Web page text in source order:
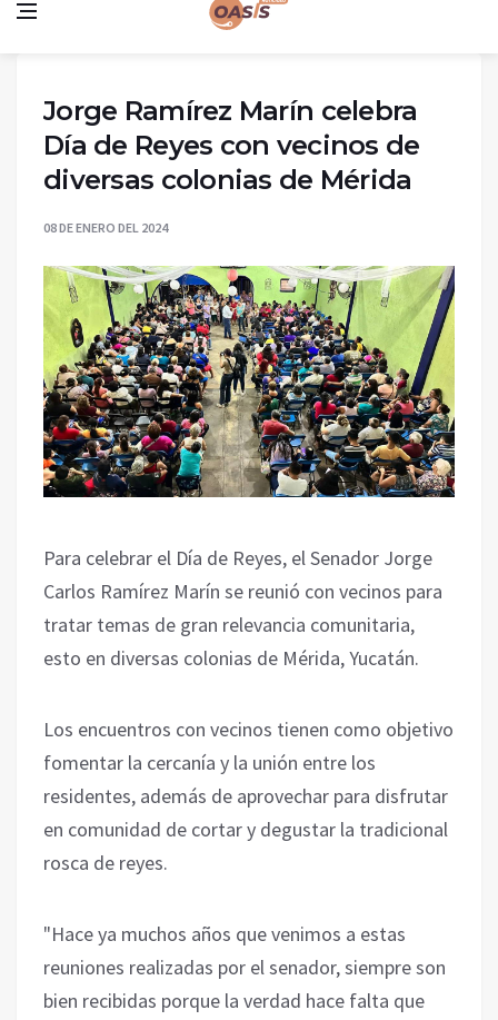
Jorge Ramírez Marín celebra
Día de Reyes con vecinos de
diversas colonias de Mérida
08 DE ENERO DEL 2024
Para celebrar el Día de Reyes, el Senador Jorge
Carlos Ramírez Marín se reunió con vecinos para
tratar temas de gran relevancia comunitaria,
esto en diversas colonias de Mérida, Yucatán.
Los encuentros con vecinos tienen como objetivo
fomentar la cercanía y la unión entre los
residentes, además de aprovechar para disfrutar
en comunidad de cortar y degustar la tradicional
rosca de reyes.
"Hace ya muchos años que venimos a estas
reuniones realizadas por el senador, siempre son
bien recibidas porque la verdad hace falta que